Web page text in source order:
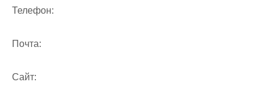
Телефон:
Почта:
Cайт: